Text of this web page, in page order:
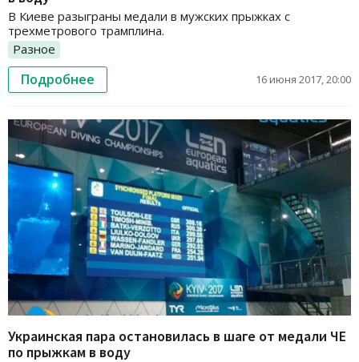
В Киеве разыграны медали в мужских прыжках с
трехметрового трамплина.
Разное
Подробнее 16 июня 2017, 20:00
Украинская пара остановилась в шаге от медали ЧЕ
по прыжкам в воду